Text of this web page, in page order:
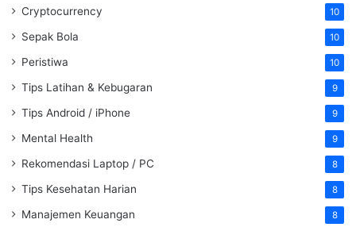
Cryptocurrency 10
Sepak Bola 10
Peristiwa 10
Tips Latihan & Kebugaran 9
Tips Android / iPhone 9
Mental Health 9
Rekomendasi Laptop / PC 8
Tips Kesehatan Harian 8
Manajemen Keuangan 8